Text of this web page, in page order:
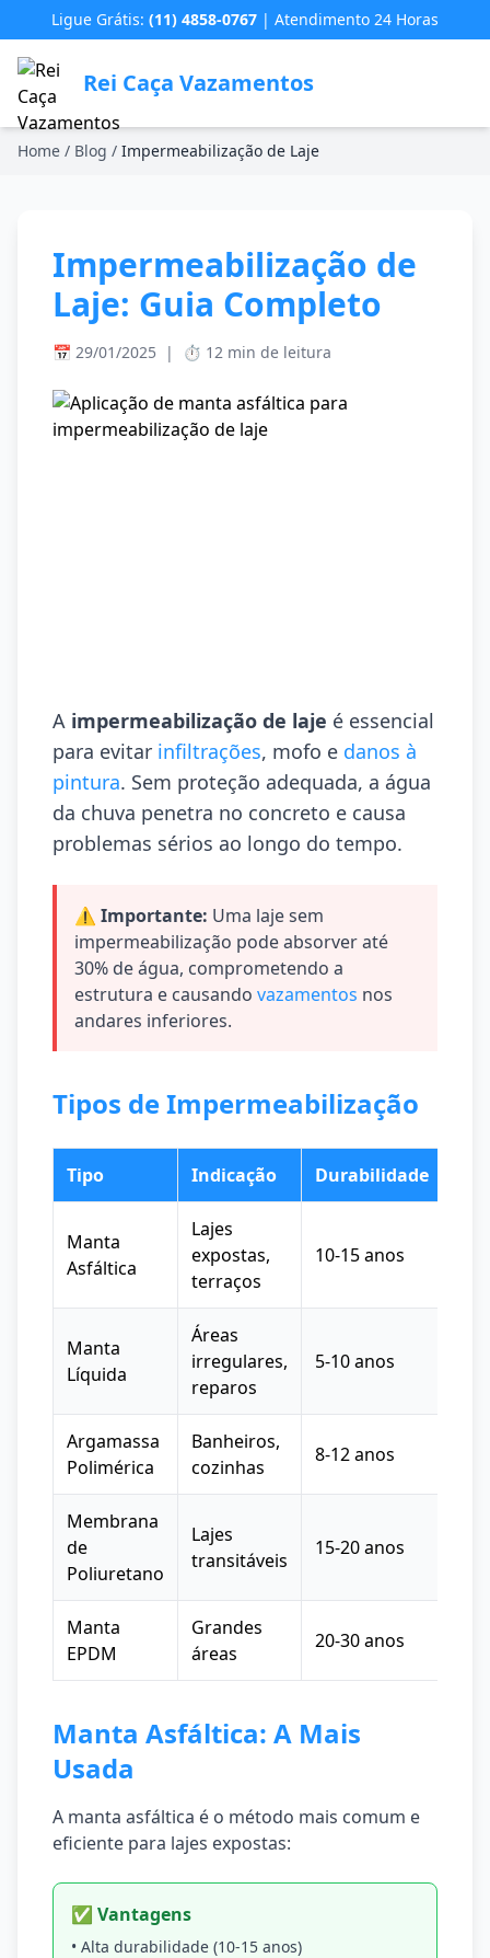
Ligue Grátis: (11) 4858-0767 | Atendimento 24 Horas
Rei Caça Vazamentos
Home / Blog / Impermeabilização de Laje
Impermeabilização de
Laje: Guia Completo
📅 29/01/2025 | ⏱️ 12 min de leitura
A impermeabilização de laje é essencial
para evitar infiltrações, mofo e danos à
pintura. Sem proteção adequada, a água
da chuva penetra no concreto e causa
problemas sérios ao longo do tempo.
⚠️ Importante: Uma laje sem
impermeabilização pode absorver até
30% de água, comprometendo a
estrutura e causando vazamentos nos
andares inferiores.
Tipos de Impermeabilização
Tipo Indicação Durabilidade
Manta
Asfáltica
Lajes
expostas,
terraços
10-15 anos
Manta
Líquida
Áreas
irregulares,
reparos
5-10 anos
Argamassa
Polimérica
Banheiros,
cozinhas
8-12 anos
Membrana
de
Poliuretano
Lajes
transitáveis
15-20 anos
Manta
EPDM
Grandes
áreas
20-30 anos
Manta Asfáltica: A Mais
Usada
A manta asfáltica é o método mais comum e
eficiente para lajes expostas:
✅ Vantagens
• Alta durabilidade (10-15 anos)